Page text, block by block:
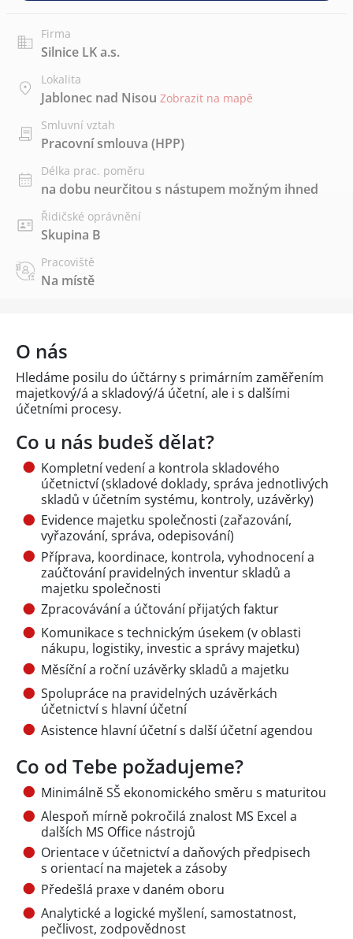
Firma
Silnice LK a.s.
Lokalita
Jablonec nad Nisou Zobrazit na mapě
Smluvní vztah
Pracovní smlouva (HPP)
Délka prac. poměru
na dobu neurčitou s nástupem možným ihned
Řidičské oprávnění
Skupina B
Pracoviště
Na místě
O nás
Hledáme posilu do účtárny s primárním zaměřením
majetkový/á a skladový/á účetní, ale i s dalšími
účetními procesy.
Co u nás budeš dělat?
Kompletní vedení a kontrola skladového
účetnictví (skladové doklady, správa jednotlivých
skladů v účetním systému, kontroly, uzávěrky)
Evidence majetku společnosti (zařazování,
vyřazování, správa, odepisování)
Příprava, koordinace, kontrola, vyhodnocení a
zaúčtování pravidelných inventur skladů a
majetku společnosti
Zpracovávání a účtování přijatých faktur
Komunikace s technickým úsekem (v oblasti
nákupu, logistiky, investic a správy majetku)
Měsíční a roční uzávěrky skladů a majetku
Spolupráce na pravidelných uzávěrkách
účetnictví s hlavní účetní
Asistence hlavní účetní s další účetní agendou
Co od Tebe požadujeme?
Minimálně SŠ ekonomického směru s maturitou
Alespoň mírně pokročilá znalost MS Excel a
dalších MS Office nástrojů
Orientace v účetnictví a daňových předpisech
s orientací na majetek a zásoby
Předešlá praxe v daném oboru
Analytické a logické myšlení, samostatnost,
pečlivost, zodpovědnost